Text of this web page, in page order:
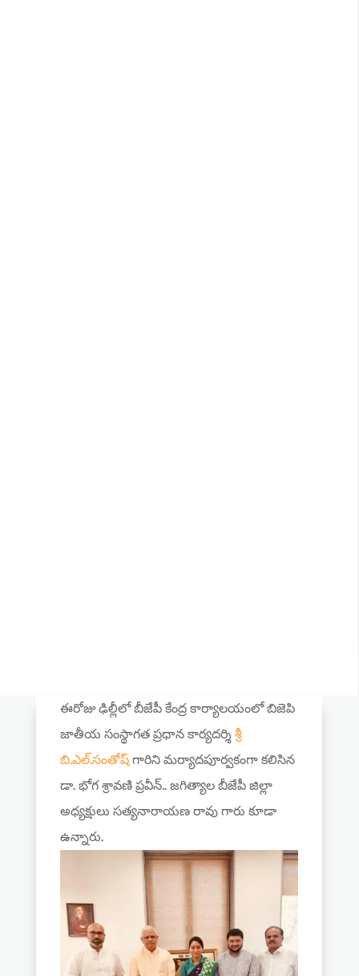
ఈరోజు ఢిల్లీలో బీజేపీ కేంద్ర కార్యాలయంలో బిజెపి
జాతీయ సంస్థాగత ప్రధాన కార్యదర్శి శ్రీ
బి.ఎల్.సంతోష్గారిని మర్యాదపూర్వకంగా కలిసిన
డా. భోగ శ్రావణి ప్రవీన్.. జగిత్యాల బీజేపీ జిల్లా
అధ్యక్షులు సత్యనారాయణ రావు గారు కూడా
ఉన్నారు.